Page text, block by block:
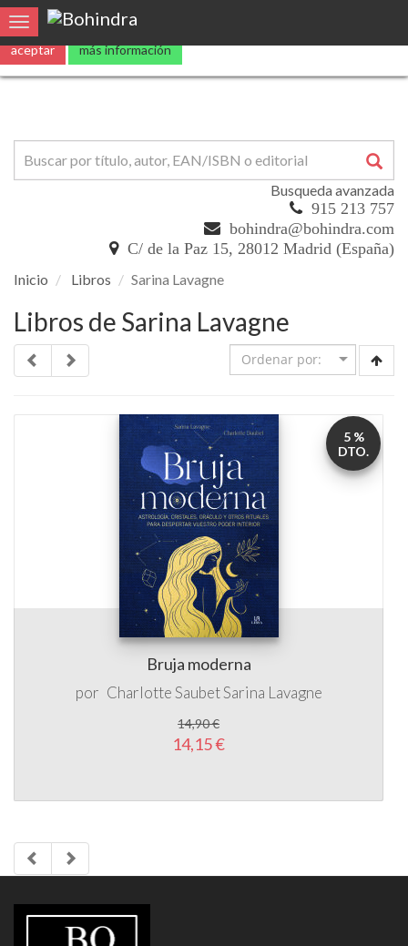
Utilizamoscookies propias y de terceros para mejorar nuestros
aceptar más información
Toggle navigation
Busqueda avanzada
915 213 757
bohindra@bohindra.com
C/ de la Paz 15, 28012 Madrid (España)
Inicio Libros Sarina Lavagne
Libros de Sarina Lavagne
Bruja moderna
por Charlotte SaubetSarina Lavagne
14,90 €
14,15 €
5 %
DTO.
LIBRERÍA